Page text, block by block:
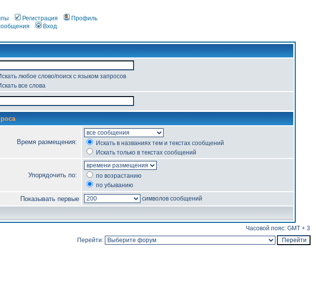
Регистрация
Профиль
Вход
любое слово/поиск с языком запросов
все слова
Время размещения:
Искать в названиях тем и текстах сообщений
Искать только в текстах сообщений
Упорядочить по:
по возрастанию
по убыванию
Показывать первые символов сообщений
Часовой пояс: GMT + 3
Перейти: